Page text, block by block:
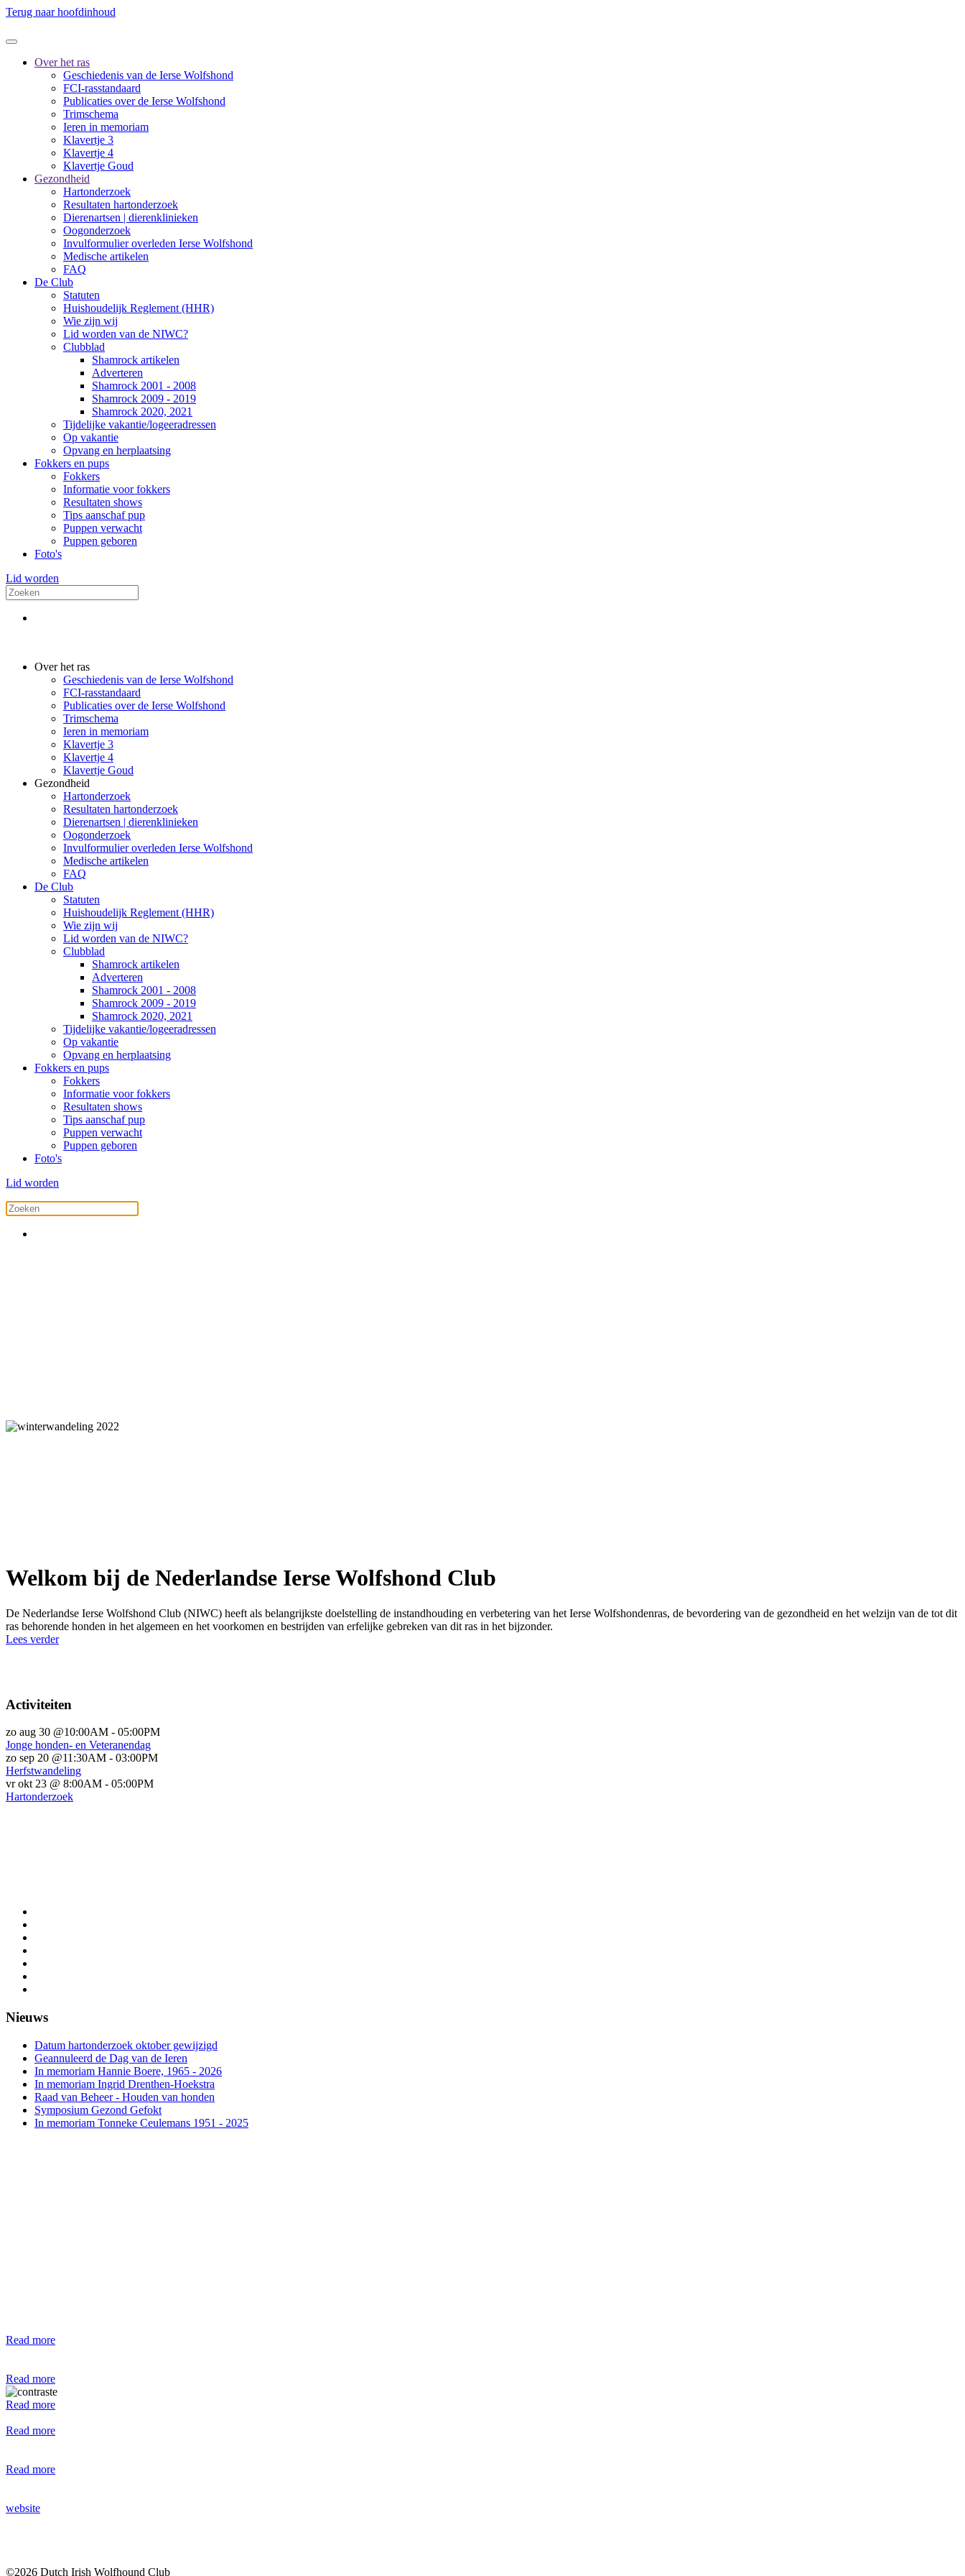
Terug naar hoofdinhoud
Over het ras
Geschiedenis van de Ierse Wolfshond
FCI-rasstandaard
Publicaties over de Ierse Wolfshond
Trimschema
Ieren in memoriam
Klavertje 3
Klavertje 4
Klavertje Goud
Gezondheid
Hartonderzoek
Resultaten hartonderzoek
Dierenartsen | dierenklinieken
Oogonderzoek
Invulformulier overleden Ierse Wolfshond
Medische artikelen
FAQ
De Club
Statuten
Huishoudelijk Reglement (HHR)
Wie zijn wij
Lid worden van de NIWC?
Clubblad
Shamrock artikelen
Adverteren
Shamrock 2001 - 2008
Shamrock 2009 - 2019
Shamrock 2020, 2021
Tijdelijke vakantie/logeeradressen
Op vakantie
Opvang en herplaatsing
Fokkers en pups
Fokkers
Informatie voor fokkers
Resultaten shows
Tips aanschaf pup
Puppen verwacht
Puppen geboren
Foto's
Lid worden
Over het ras
Geschiedenis van de Ierse Wolfshond
FCI-rasstandaard
Publicaties over de Ierse Wolfshond
Trimschema
Ieren in memoriam
Klavertje 3
Klavertje 4
Klavertje Goud
Gezondheid
Hartonderzoek
Resultaten hartonderzoek
Dierenartsen | dierenklinieken
Oogonderzoek
Invulformulier overleden Ierse Wolfshond
Medische artikelen
FAQ
De Club
Statuten
Huishoudelijk Reglement (HHR)
Wie zijn wij
Lid worden van de NIWC?
Clubblad
Shamrock artikelen
Adverteren
Shamrock 2001 - 2008
Shamrock 2009 - 2019
Shamrock 2020, 2021
Tijdelijke vakantie/logeeradressen
Op vakantie
Opvang en herplaatsing
Fokkers en pups
Fokkers
Informatie voor fokkers
Resultaten shows
Tips aanschaf pup
Puppen verwacht
Puppen geboren
Foto's
Lid worden
Welkom bij de Nederlandse Ierse Wolfshond Club
De Nederlandse Ierse Wolfshond Club (NIWC) heeft als belangrijkste doelstelling de instandhouding en verbetering van het Ierse Wolfshondenras, de bevordering van de gezondheid en het welzijn van de tot dit
ras behorende honden in het algemeen en het voorkomen en bestrijden van erfelijke gebreken van dit ras in het bijzonder.
Lees verder
Activiteiten
zo aug 30 @10:00AM - 05:00PM
Jonge honden- en Veteranendag
zo sep 20 @11:30AM - 03:00PM
Herfstwandeling
vr okt 23 @ 8:00AM - 05:00PM
Hartonderzoek
Nieuws
Datum hartonderzoek oktober gewijzigd
Geannuleerd de Dag van de Ieren
In memoriam Hannie Boere, 1965 - 2026
In memoriam Ingrid Drenthen-Hoekstra
Raad van Beheer - Houden van honden
Symposium Gezond Gefokt
In memoriam Tonneke Ceulemans 1951 - 2025
Read more
Read more
Read more
Read more
Read more
website
©2026 Dutch Irish Wolfhound Club